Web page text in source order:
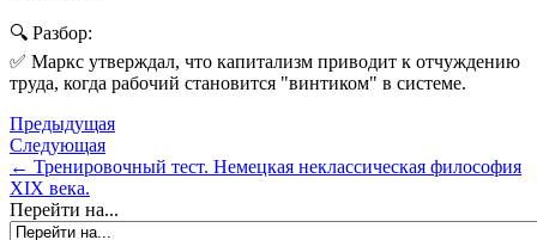
🔍 Разбор:
✅ Маркс утверждал, что капитализм приводит к отчуждению
труда, когда рабочий становится "винтиком" в системе.
Предыдущая
Следующая
← Тренировочный тест. Немецкая неклассическая философия
XIX века.
Перейти на...